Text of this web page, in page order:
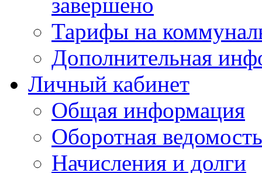
Тарифы на
Дополнительная
Личный кабинет
Общая информация
Оборотная ведомость
Начисления и долги